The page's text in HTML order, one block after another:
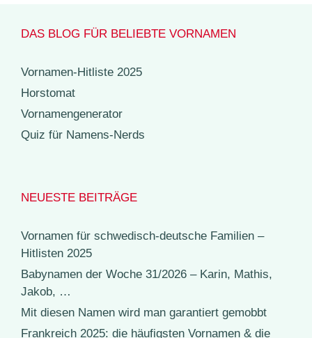
DAS BLOG FÜR BELIEBTE VORNAMEN
Vornamen-Hitliste 2025
Horstomat
Vornamengenerator
Quiz für Namens-Nerds
NEUESTE BEITRÄGE
Vornamen für schwedisch-deutsche Familien –
Hitlisten 2025
Babynamen der Woche 31/2026 – Karin, Mathis,
Jakob, …
Mit diesen Namen wird man garantiert gemobbt
Frankreich 2025: die häufigsten Vornamen & die